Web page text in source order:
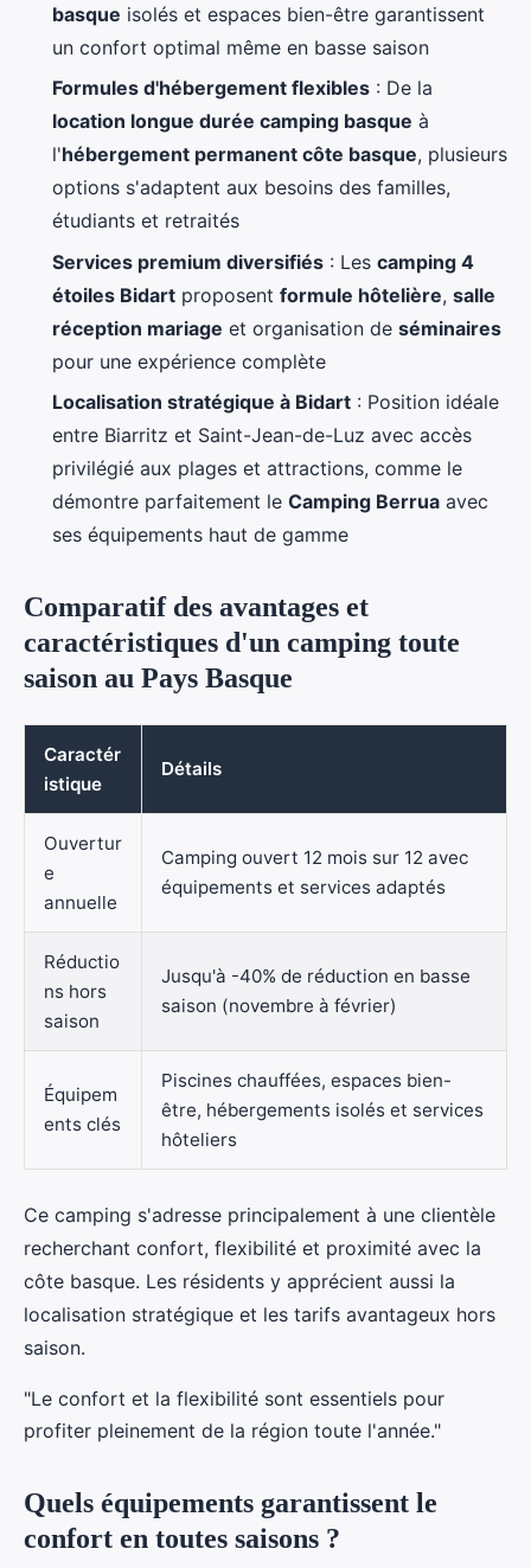
basque isolés et espaces bien-être garantissent
un confort optimal même en basse saison
Formules d'hébergement flexibles : De la
location longue durée camping basque à
l'hébergement permanent côte basque, plusieurs
options s'adaptent aux besoins des familles,
étudiants et retraités
Services premium diversifiés : Les camping 4
étoiles Bidart proposent formule hôtelière, salle
réception mariage et organisation de séminaires
pour une expérience complète
Localisation stratégique à Bidart : Position idéale
entre Biarritz et Saint-Jean-de-Luz avec accès
privilégié aux plages et attractions, comme le
démontre parfaitement le Camping Berrua avec
ses équipements haut de gamme
Comparatif des avantages et
caractéristiques d'un camping toute
saison au Pays Basque
Caractér
istique
Détails
Ouvertur
e
annuelle
Camping ouvert 12 mois sur 12 avec
équipements et services adaptés
Réductio
ns hors
saison
Jusqu'à -40% de réduction en basse
saison (novembre à février)
Équipem
ents clés
Piscines chauffées, espaces bien-
être, hébergements isolés et services
hôteliers
Ce camping s'adresse principalement à une clientèle
recherchant confort, flexibilité et proximité avec la
côte basque. Les résidents y apprécient aussi la
localisation stratégique et les tarifs avantageux hors
saison.
"Le confort et la flexibilité sont essentiels pour
profiter pleinement de la région toute l'année."
Quels équipements garantissent le
confort en toutes saisons ?